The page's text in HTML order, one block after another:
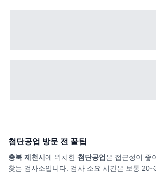
첨단공업 방문 전 꿀팁
충북 제천시 에 위치한 첨단공업 은 접근성이 좋
찾는 검사소입니다. 검사 소요 시간은 보통